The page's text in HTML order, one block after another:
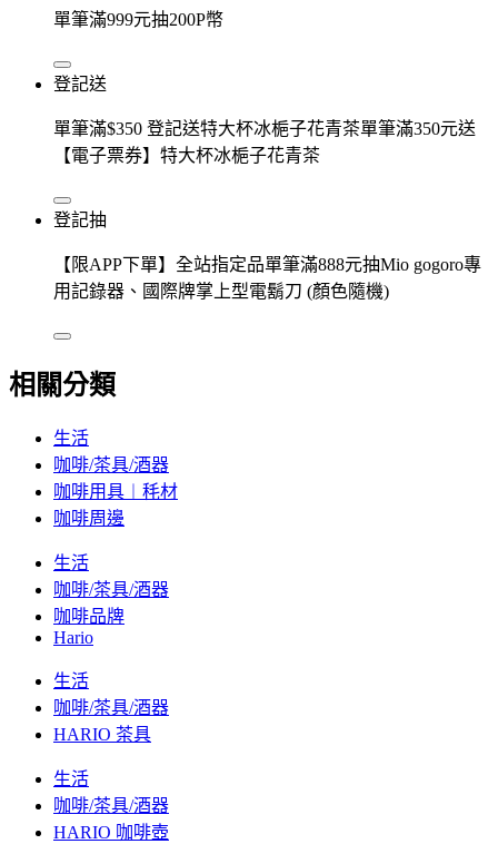
單筆滿999元抽200P幣
登記送
單筆滿$350 登記送特大杯冰梔子花青茶單筆滿350元送
【電子票券】特大杯冰梔子花青茶
登記抽
【限APP下單】全站指定品單筆滿888元抽Mio gogoro專
用記錄器、國際牌掌上型電鬍刀 (顏色隨機)
相關分類
生活
咖啡/茶具/酒器
咖啡用具︱秏材
咖啡周邊
生活
咖啡/茶具/酒器
咖啡品牌
Hario
生活
咖啡/茶具/酒器
HARIO 茶具
生活
咖啡/茶具/酒器
HARIO 咖啡壺